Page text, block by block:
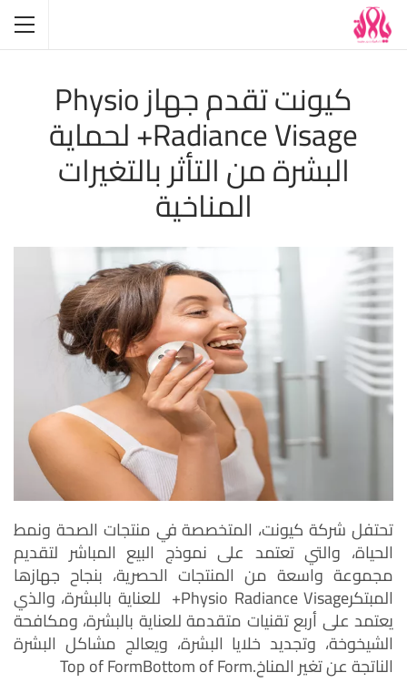
كيونت تقدم جهاز Physio
Radiance Visage+ لحماية
البشرة من التأثر بالتغيرات
المناخية
تحتفل شركة كيونت، المتخصصة في منتجات الصحة ونمط
الحياة، والتي تعتمد على نموذج البيع المباشر لتقديم
مجموعة واسعة من المنتجات الحصرية، بنجاح جهازها
المبتكرPhysio Radiance Visage+ للعناية بالبشرة، والذي
يعتمد على أربع تقنيات متقدمة للعناية بالبشرة، ومكافحة
الشيخوخة، وتجديد خلايا البشرة، ويعالج مشاكل البشرة
الناتجة عن تغير المناخ.Top of FormBottom of Form